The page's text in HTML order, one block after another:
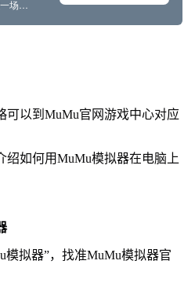
可以到MuMu官网游戏中心对应
绍如何用MuMu模拟器在电脑上
模拟器”，找准MuMu模拟器官